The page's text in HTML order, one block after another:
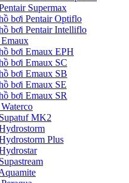
Supermax
bơi Pentair Optiflo
bơi Pentair Intelliflo
bơi Emaux EPH
bơi Emaux SC
bơi Emaux SB
bơi Emaux SE
bơi Emaux SR
MK2
Plus